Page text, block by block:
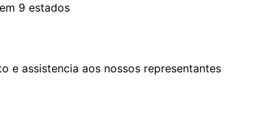
9 estados
e assistencia aos nossos representantes